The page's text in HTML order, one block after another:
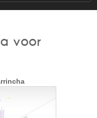
voor